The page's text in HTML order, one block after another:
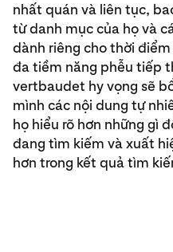
nhất quán và liên tục,
từ danh mục của họ và
dành riêng cho thời
đa tiềm năng phễu tiếp
vertbaudet hy vọng sẽ
mình các nội dung tự
họ hiểu rõ hơn những gì
đang tìm kiếm và xuất
hơn trong kết quả tìm